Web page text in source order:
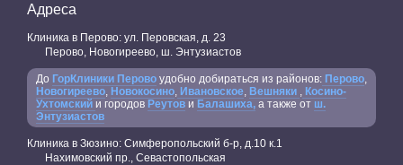
Адреса
Клиника в Перово: ул. Перовская, д. 23
Перово, Новогиреево, ш. Энтузиастов
До ГорКлиники Перово удобно добираться из районов: Перово
Новогиреево Новокосино Ивановское Вешняки
Косино-
Ухтомский и городов Реутов и Балашиха, а также от ш.
Энтузиастов
Клиника в Зюзино: Симферопольский б-р, д.10 к.1
Нахимовский пр., Севастопольская